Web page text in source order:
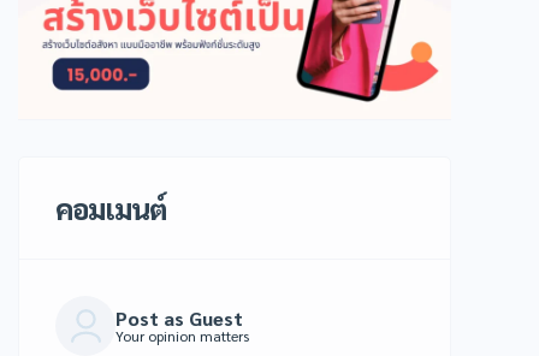
คอมเมนต์
Post as Guest
Your opinion matters